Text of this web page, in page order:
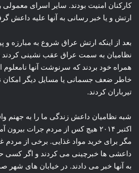
کارکنان امنیت بودند. سایر اسرای معمولی
ارتش و یا خبر رسانی به آنها علیه داعش
بعد از اینکه ارتش عراق شروع به مبارزه
نظامیان به سمت عراق عقب نشینی کردند و
همراه خود بردند که سرنوشت آنها
خاطر ضعف جسمانی یا مسایل دیگر امکان
تیرباران کردند.
شبه نظامیان داعش زندگی ما را به جهنم
اکتبر ۲۰۱۴ هیچ کس از مردم جرات
مگر برای خرید مواد غذایی. برخی از مردم
داعشی ها خبرچینی می کردند و اگر
به آنها خبر می دادند. در خیابان های شهر